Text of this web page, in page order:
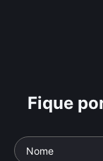
Fique